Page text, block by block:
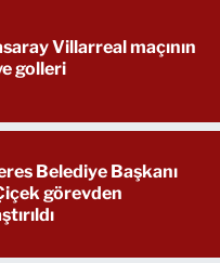
Villarreal maçının
golleri
Belediye Başkanı
görevden